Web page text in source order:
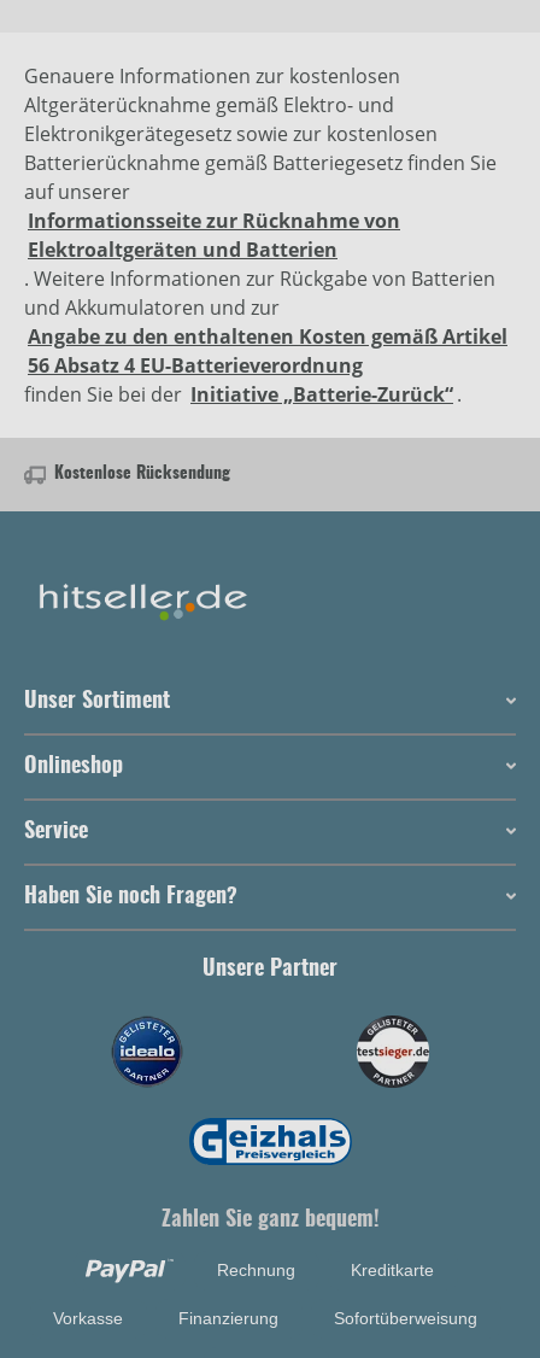
Genauere Informationen zur kostenlosen
Altgeräterücknahme gemäß Elektro- und
Elektronikgerätegesetz sowie zur kostenlosen
Batterierücknahme gemäß Batteriegesetz finden Sie
auf unserer
Informationsseite zur Rücknahme von
Elektroaltgeräten und Batterien
. Weitere Informationen zur Rückgabe von Batterien
und Akkumulatoren und zur
Angabe zu den enthaltenen Kosten gemäß Artikel
56 Absatz 4 EU-Batterieverordnung
finden Sie bei der Initiative „Batterie-Zurück“.
Kostenlose Rücksendung
Unser Sortiment
Onlineshop
Service
Haben Sie noch Fragen?
Unsere Partner
Zahlen Sie ganz bequem!
Rechnung Kreditkarte
Vorkasse Finanzierung Sofortüberweisung